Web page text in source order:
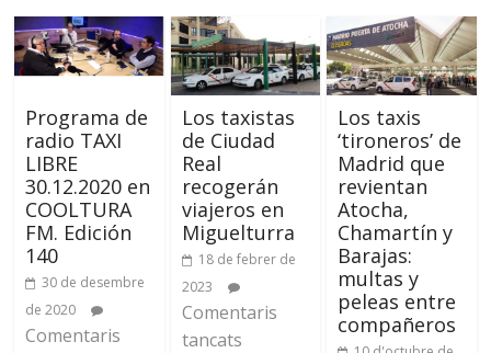
Programa de
radio TAXI
LIBRE
30.12.2020 en
COOLTURA
FM. Edición
140
30 de desembre
de 2020
Comentaris
Los taxistas
de Ciudad
Real
recogerán
viajeros en
Miguelturra
18 de febrer de
2023
Comentaris
tancats
Los taxis
‘tironeros’ de
Madrid que
revientan
Atocha,
Chamartín y
Barajas:
multas y
peleas entre
compañeros